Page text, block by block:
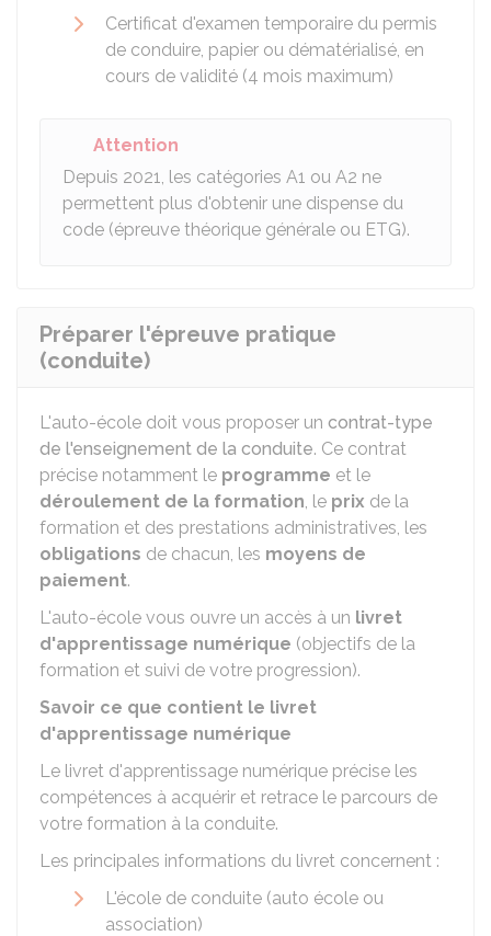
Certificat d'examen temporaire du permis
de conduire, papier ou dématérialisé, en
cours de validité (4 mois maximum)
Attention
Depuis 2021, les catégories A1 ou A2 ne
permettent plus d'obtenir une dispense du
code (épreuve théorique générale ou ETG).
Préparer l'épreuve pratique
(conduite)
L'auto-école doit vous proposer un contrat-type
de l'enseignement de la conduite. Ce contrat
précise notamment le programme et le
déroulement de la formation, le prix de la
formation et des prestations administratives, les
obligations de chacun, les moyens de
paiement.
L'auto-école vous ouvre un accès à un livret
d'apprentissage numérique (objectifs de la
formation et suivi de votre progression).
Savoir ce que contient le livret
d'apprentissage numérique
Le livret d'apprentissage numérique précise les
compétences à acquérir et retrace le parcours de
votre formation à la conduite.
Les principales informations du livret concernent :
L'école de conduite (auto école ou
association)